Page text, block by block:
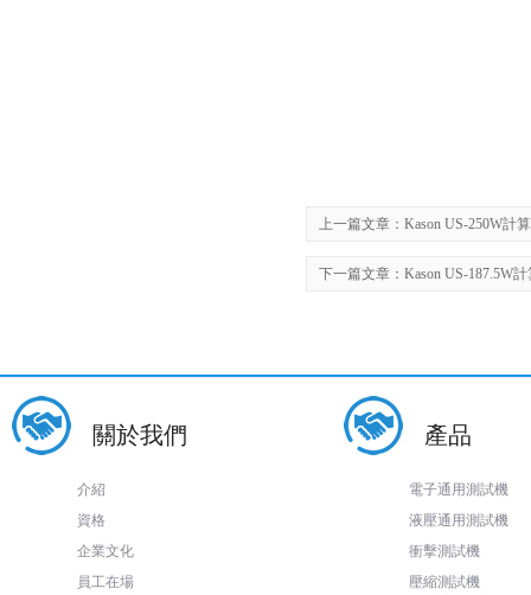
上一篇文章： Kason US-250W計
下一篇文章： Kason US-187.5W
關於我們
介紹
資格
企業文化
員工在場
產品
電子通用測試機
液壓通用測試機
衝擊測試機
壓縮測試機